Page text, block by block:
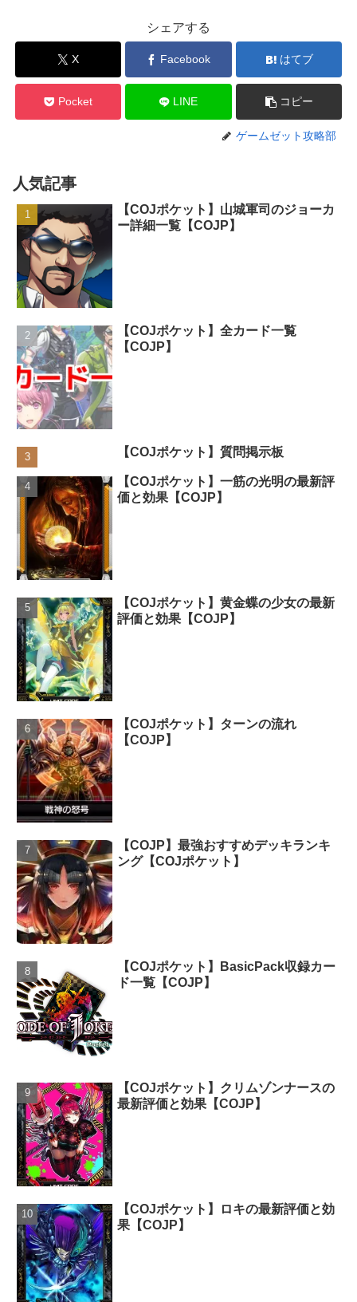
シェアする
X Facebook はてブ
Pocket LINE コピー
ゲームゼット攻略部
人気記事
【COJポケット】山城軍司のジョーカ
ー詳細一覧【COJP】
【COJポケット】全カード一覧
【COJP】
【COJポケット】質問掲示板
【COJポケット】一筋の光明の最新評
価と効果【COJP】
【COJポケット】黄金蝶の少女の最新
評価と効果【COJP】
【COJポケット】ターンの流れ
【COJP】
【COJP】最強おすすめデッキランキ
ング【COJポケット】
【COJポケット】BasicPack収録カー
ド一覧【COJP】
【COJポケット】クリムゾンナースの
最新評価と効果【COJP】
【COJポケット】ロキの最新評価と効
果【COJP】